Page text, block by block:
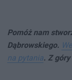
Pomóż nam
Dąbrowskiego.
na pytania. Z